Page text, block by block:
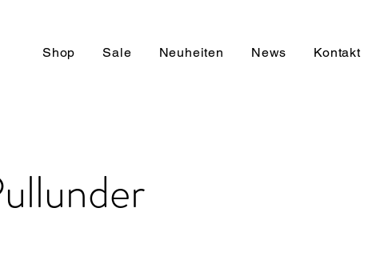
Shop Sale Neuheiten News Kontakt